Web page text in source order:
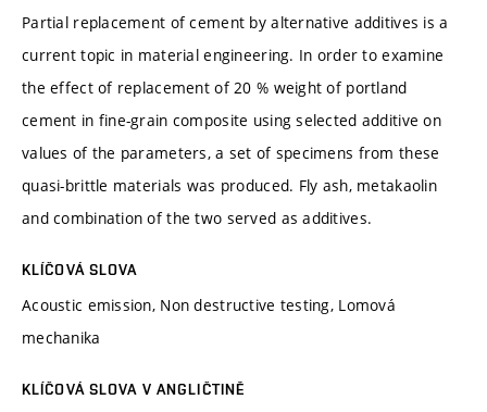
Partial replacement of cement by alternative additives is a
current topic in material engineering. In order to examine
the effect of replacement of 20 % weight of portland
cement in fine-grain composite using selected additive on
values of the parameters, a set of specimens from these
quasi-brittle materials was produced. Fly ash, metakaolin
and combination of the two served as additives.
KLÍČOVÁ SLOVA
Acoustic emission, Non destructive testing, Lomová
mechanika
KLÍČOVÁ SLOVA V ANGLIČTINĚ